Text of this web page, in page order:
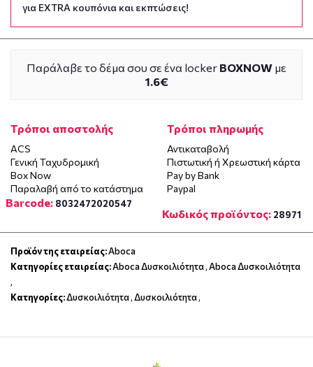
για EXTRA κουπόνια και εκπτώσεις!
Παράλαβε το δέμα σου σε ένα locker BOXNOW με
1.6€
Τρόποι αποστολής
ACS
Γενική Ταχυδρομική
Box Now
Παραλαβή από το κατάστημα
Τρόποι πληρωμής
Αντικαταβολή
Πιστωτική ή Χρεωστική κάρτα
Pay by Bank
Paypal
Barcode: 8032472020547
Κωδικός προϊόντος: 28971
Προϊόν της εταιρείας:Aboca
Κατηγορίες εταιρείας:Aboca Δυσκοιλιότητα,Aboca Δυσκοιλιότητα
,
Κατηγορίες:Δυσκοιλιότητα,Δυσκοιλιότητα,